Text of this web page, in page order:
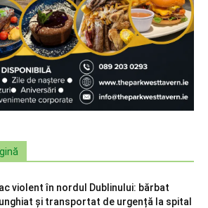
violent în nordul Dublinului: bărbat
și transportat de urgență la spital